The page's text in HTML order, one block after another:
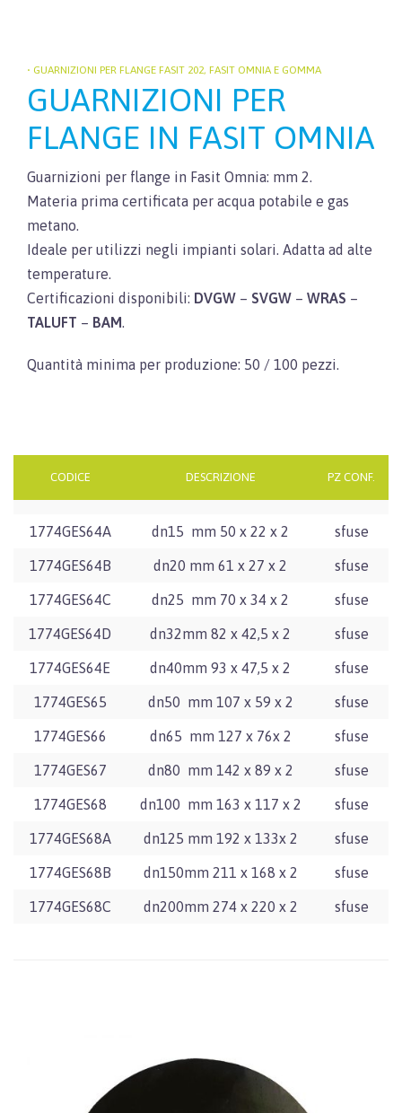
• GUARNIZIONI PER FLANGE FASIT 202, FASIT OMNIA E GOMMA
GUARNIZIONI PER
FLANGE IN FASIT OMNIA
Guarnizioni per flange in Fasit Omnia: mm 2.
Materia prima certificata per acqua potabile e gas
metano.
Ideale per utilizzi negli impianti solari. Adatta ad alte
temperature.
Certificazioni disponibili: DVGW – SVGW – WRAS –
TALUFT – BAM.
Quantità minima per produzione: 50 / 100 pezzi.
CODICE DESCRIZIONE PZ CONF.
1774GES64A dn15 mm 50 x 22 x 2 sfuse
1774GES64B dn20 mm 61 x 27 x 2 sfuse
1774GES64C dn25 mm 70 x 34 x 2 sfuse
1774GES64D dn32mm 82 x 42,5 x 2 sfuse
1774GES64E dn40mm 93 x 47,5 x 2 sfuse
1774GES65 dn50 mm 107 x 59 x 2 sfuse
1774GES66 dn65 mm 127 x 76x 2 sfuse
1774GES67 dn80 mm 142 x 89 x 2 sfuse
1774GES68 dn100 mm 163 x 117 x 2 sfuse
1774GES68A dn125 mm 192 x 133x 2 sfuse
1774GES68B dn150mm 211 x 168 x 2 sfuse
1774GES68C dn200mm 274 x 220 x 2 sfuse